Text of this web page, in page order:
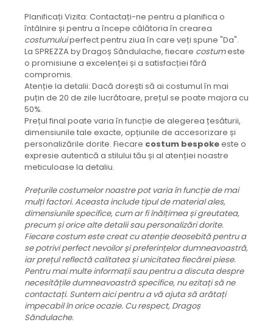
Planificați Vizita: Contactați-ne pentru a planifica o
întâlnire și pentru a începe călătoria în crearea
costumuluiperfect pentru ziua în care veți spune "Da".
La SPREZZA by Dragoș Săndulache, fiecare costumeste
o promisiune a excelenței și a satisfacției fără
compromis.
Atenție la detalii: Dacă dorești să ai costumul în mai
puțin de 20 de zile lucrătoare, prețul se poate majora cu
50%.
Prețul final poate varia în funcție de alegerea țesăturii,
dimensiunile tale exacte, opțiunile de accesorizare și
personalizările dorite. Fiecare costum bespokeeste o
expresie autentică a stilului tău și al atenției noastre
meticuloase la detaliu.
Prețurile costumelor noastre pot varia în funcție de mai
mulți factori. Aceasta include tipul de material ales,
dimensiunile specifice, cum ar fi înălțimea și greutatea,
precum și orice alte detalii sau personalizări dorite.
Fiecare costum este creat cu atenție deosebită pentru a
se potrivi perfect nevoilor și preferințelor dumneavoastră,
iar prețul reflectă calitatea și unicitatea fiecărei piese.
Pentru mai multe informații sau pentru a discuta despre
necesitățile dumneavoastră specifice, nu ezitați să ne
contactați. Suntem aici pentru a vă ajuta să arătați
impecabil în orice ocazie. Cu respect, Dragoș
Săndulache.